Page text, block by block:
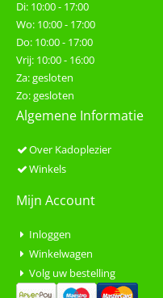
Di: 10:00 - 17:00
Wo: 10:00 - 17:00
Do: 10:00 - 17:00
Vrij: 10:00 - 16:00
Za: gesloten
Zo: gesloten
Algemene Informatie
Over Kadoplezier
Winkels
Mijn Account
Inloggen
Winkelwagen
Volg uw bestelling